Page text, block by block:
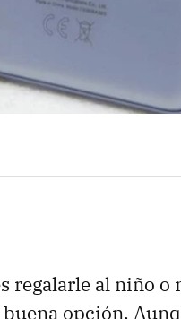
regalarle al niño o
opción.